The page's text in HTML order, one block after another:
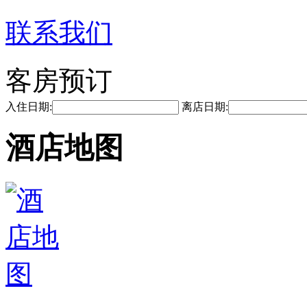
联系我们
客房预订
入住日期: 离店日期:
酒店地图